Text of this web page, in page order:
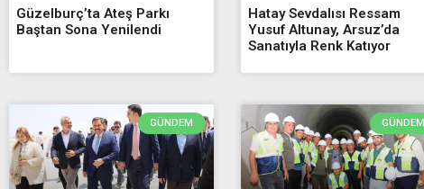
Güzelburç’ta Ateş Parkı
Baştan Sona Yenilendi
Hatay Sevdalısı Ressam
Yusuf Altunay, Arsuz’da
Sanatıyla Renk Katıyor
GÜNDEM GÜNDEM